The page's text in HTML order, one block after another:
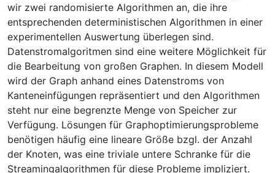
wir zwei randomisierte Algorithmen an, die ihre
entsprechenden deterministischen Algorithmen in einer
experimentellen Auswertung überlegen sind.
Datenstromalgoritmen sind eine weitere Möglichkeit für
die Bearbeitung von großen Graphen. In diesem Modell
wird der Graph anhand eines Datenstroms von
Kanteneinfügungen repräsentiert und den Algorithmen
steht nur eine begrenzte Menge von Speicher zur
Verfügung. Lösungen für Graphoptimierungsprobleme
benötigen häufig eine lineare Größe bzgl. der Anzahl
der Knoten, was eine triviale untere Schranke für die
Streamingalgorithmen für diese Probleme impliziert.